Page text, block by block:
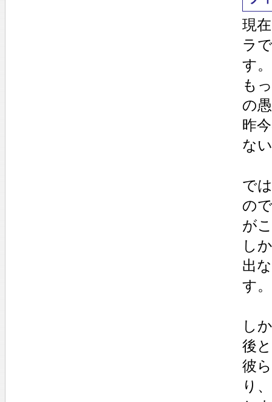
現
ラ
す。
も
の
昨
な
で
の
が
し
出
す。
し
後
彼
り